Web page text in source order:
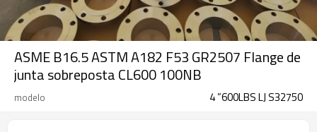
ASME B16.5 ASTM A182 F53 GR2507 Flange de
junta sobreposta CL600 100NB
modelo 4 ”600LBS LJ S32750